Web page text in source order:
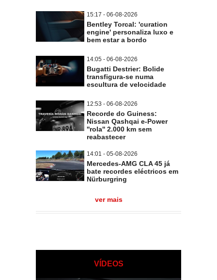
15:17 - 06-08-2026
Bentley Torcal: 'curation
engine' personaliza luxo e
bem estar a bordo
14:05 - 06-08-2026
Bugatti Destrier: Bolide
transfigura-se numa
escultura de velocidade
12:53 - 06-08-2026
Recorde do Guiness:
Nissan Qashqai e-Power
''rola'' 2.000 km sem
reabastecer
14:01 - 05-08-2026
Mercedes-AMG CLA 45 já
bate recordes eléctricos em
Nürburgring
ver mais
VÍDEOS